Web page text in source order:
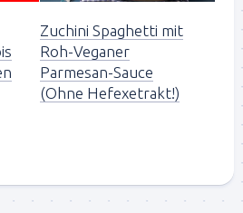
Zuchini Spaghetti mit
Roh-Veganer
Parmesan-Sauce
(Ohne Hefexetrakt!)